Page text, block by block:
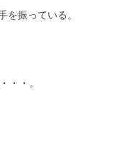
振っている。
・・。